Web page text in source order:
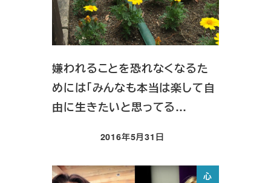
嫌われることを恐れなくなるた
めには「みんなも本当は楽して自
由に生きたいと思ってる…
投稿日
2016年5月31日
心